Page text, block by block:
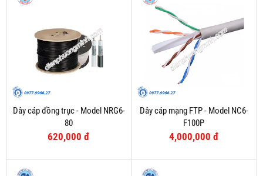
Dây cáp đồng trục - Model NRG6-
80
620,000 đ
Dây cáp mạng FTP - Model NC6-
F100P
4,000,000 đ